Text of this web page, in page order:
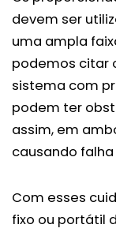
devem ser
uma ampla
podemos citar
sistema com
podem ter
assim, em
causando
Com esses
fixo ou portátil